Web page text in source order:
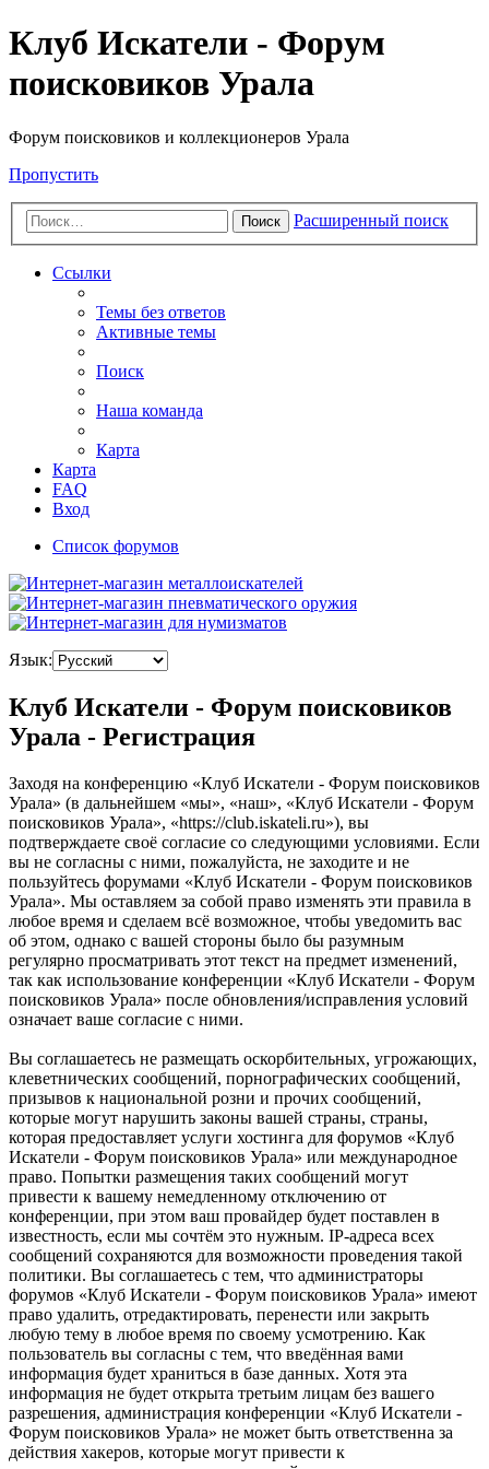
Клуб Искатели - Форум
поисковиков Урала
Форум поисковиков и коллекционеров Урала
Пропустить
Поиск Расширенный поиск
Ссылки
Темы без ответов
Активные темы
Поиск
Наша команда
Карта
Карта
FAQ
Вход
Список форумов
Язык:
Клуб Искатели - Форум поисковиков
Урала - Регистрация
Заходя на конференцию «Клуб Искатели - Форум поисковиков
Урала» (в дальнейшем «мы», «наш», «Клуб Искатели - Форум
поисковиков Урала», «https://club.iskateli.ru»), вы
подтверждаете своё согласие со следующими условиями. Если
вы не согласны с ними, пожалуйста, не заходите и не
пользуйтесь форумами «Клуб Искатели - Форум поисковиков
Урала». Мы оставляем за собой право изменять эти правила в
любое время и сделаем всё возможное, чтобы уведомить вас
об этом, однако с вашей стороны было бы разумным
регулярно просматривать этот текст на предмет изменений,
так как использование конференции «Клуб Искатели - Форум
поисковиков Урала» после обновления/исправления условий
означает ваше согласие с ними.
Вы соглашаетесь не размещать оскорбительных, угрожающих,
клеветнических сообщений, порнографических сообщений,
призывов к национальной розни и прочих сообщений,
которые могут нарушить законы вашей страны, страны,
которая предоставляет услуги хостинга для форумов «Клуб
Искатели - Форум поисковиков Урала» или международное
право. Попытки размещения таких сообщений могут
привести к вашему немедленному отключению от
конференции, при этом ваш провайдер будет поставлен в
известность, если мы сочтём это нужным. IP-адреса всех
сообщений сохраняются для возможности проведения такой
политики. Вы соглашаетесь с тем, что администраторы
форумов «Клуб Искатели - Форум поисковиков Урала» имеют
право удалить, отредактировать, перенести или закрыть
любую тему в любое время по своему усмотрению. Как
пользователь вы согласны с тем, что введённая вами
информация будет храниться в базе данных. Хотя эта
информация не будет открыта третьим лицам без вашего
разрешения, администрация конференции «Клуб Искатели -
Форум поисковиков Урала» не может быть ответственна за
действия хакеров, которые могут привести к